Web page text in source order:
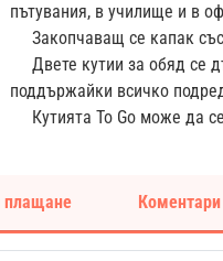
пътувания, в училище и в
Закопчаващ се капак
Двете кутии за обяд се
поддържайки всичко
Кутията To Go може да
плащане Коментари